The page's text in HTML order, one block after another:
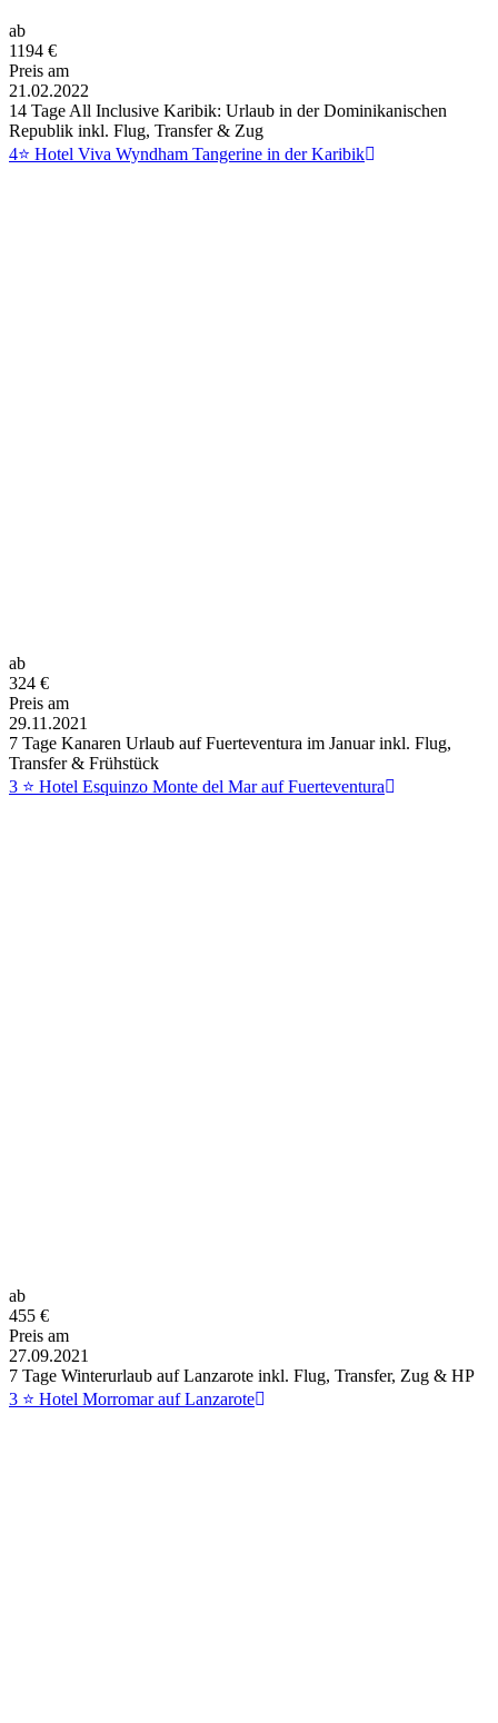
ab
1194 €
Preis am
21.02.2022
14 Tage All Inclusive Karibik: Urlaub in der Dominikanischen
Republik inkl. Flug, Transfer & Zug
4⭐ Hotel Viva Wyndham Tangerine in der Karibik
ab
324 €
Preis am
29.11.2021
7 Tage Kanaren Urlaub auf Fuerteventura im Januar inkl. Flug,
Transfer & Frühstück
3 ⭐ Hotel Esquinzo Monte del Mar auf Fuerteventura
ab
455 €
Preis am
27.09.2021
7 Tage Winterurlaub auf Lanzarote inkl. Flug, Transfer, Zug & HP
3 ⭐ Hotel Morromar auf Lanzarote